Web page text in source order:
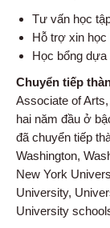
Tư vấn học
Hỗ trợ xin
Học bổng
Chuyển tiếp
Associate of
hai năm đầu ở
đã chuyển tiếp
Washington,
New York
University,
University